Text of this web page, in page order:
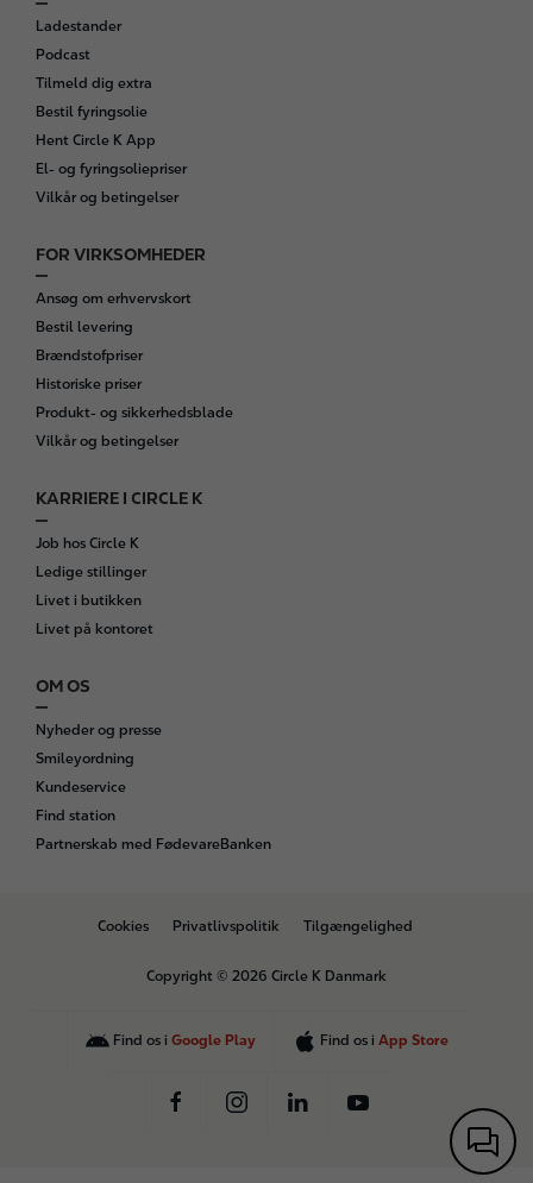
o
o
t
e
r
Ladestander
Podcast
Tilmeld dig extra
Bestil fyringsolie
Hent Circle K App
El- og fyringsoliepriser
Vilkår og betingelser
FOR VIRKSOMHEDER
Ansøg om erhvervskort
Bestil levering
Brændstofpriser
Historiske priser
Produkt- og sikkerhedsblade
Vilkår og betingelser
KARRIERE I CIRCLE K
Job hos Circle K
Ledige stillinger
Livet i butikken
Livet på kontoret
OM OS
Nyheder og presse
Smileyordning
Kundeservice
Find station
Partnerskab med FødevareBanken
B
Cookies Privatlivspolitik Tilgængelighed
Copyright © 2026 Circle K Danmark
Find os i Google Play Find os i App Store